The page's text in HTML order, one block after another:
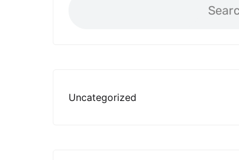
Uncategorized